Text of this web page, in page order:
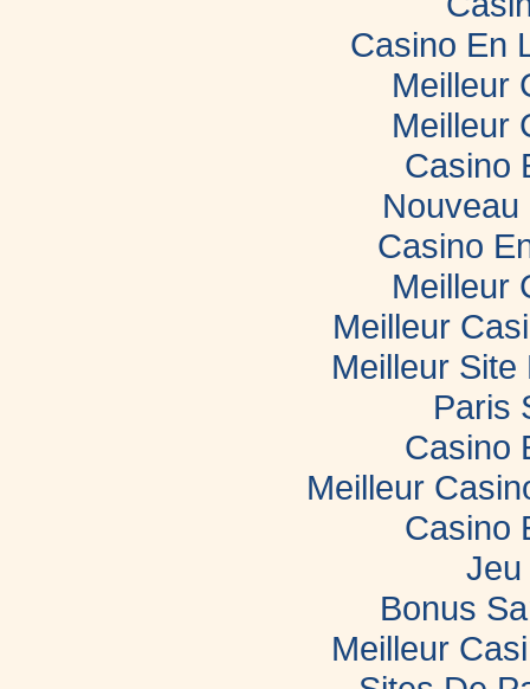
Casino En
Meilleur
Meilleur
Casino
Casino
Meilleur
Meilleur
Meilleur
Paris
Casino
Meilleur
Casino
Jeu
Bonus
Meilleur